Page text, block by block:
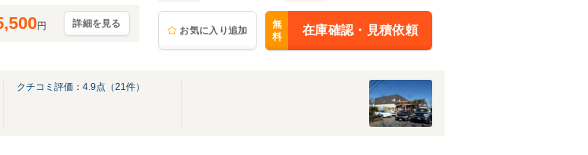
円 詳細を見る
お気に入り追加
無
料
在庫確認・見積依頼
クチコミ評価： 4.9点（21件）